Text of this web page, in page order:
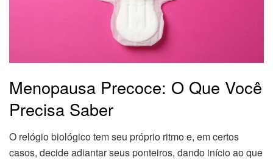
Menopausa Precoce: O Que Você
Precisa Saber
O relógio biológico tem seu próprio ritmo e, em certos
casos, decide adiantar seus ponteiros, dando início ao que